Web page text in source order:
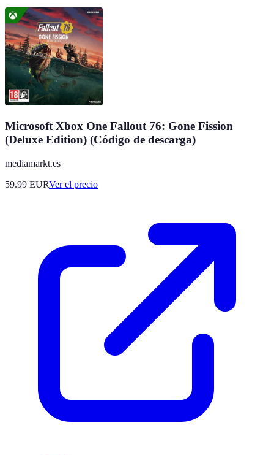
Microsoft Xbox One Fallout 76: Gone Fission
(Deluxe Edition) (Código de descarga)
mediamarkt.es
59.99 EURVer el precio